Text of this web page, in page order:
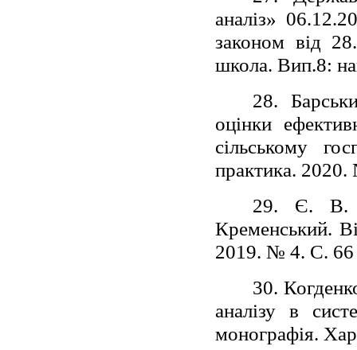
аналіз»
законом від
школа. Вип.8:
28.
оцінки
сільському
практика.
29. Є. В.
Кременський.
2019. № 4. С. 66
30.
аналізу в
монографія.